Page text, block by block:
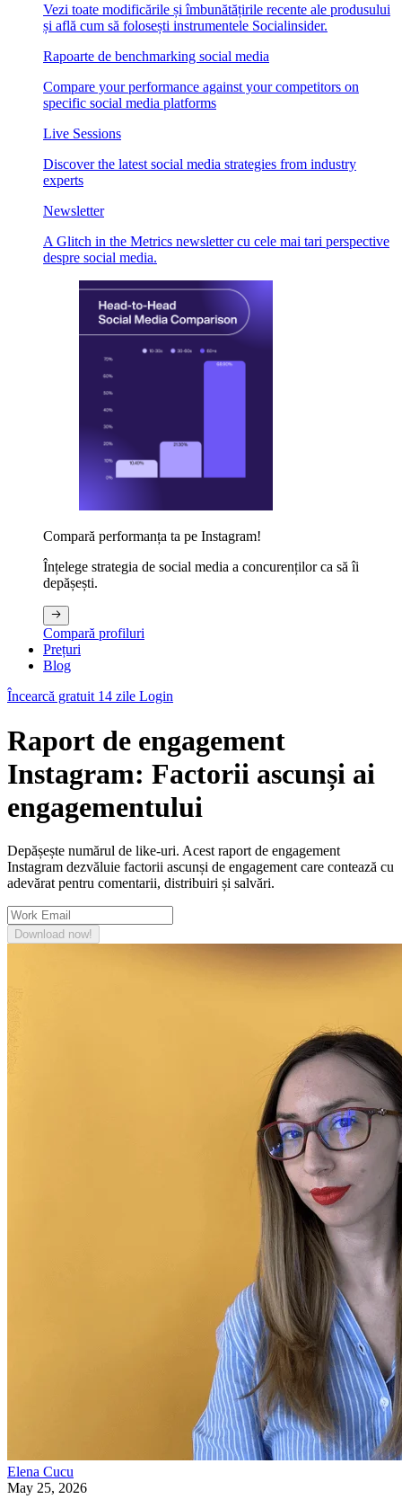
Vezi toate modificările și îmbunătățirile recente ale produsului
și află cum să folosești instrumentele Socialinsider.
Rapoarte de benchmarking social media
Compare your performance against your competitors on
specific social media platforms
Live Sessions
Discover the latest social media strategies from industry
experts
Newsletter
A Glitch in the Metrics newsletter cu cele mai tari perspective
despre social media.
Compară performanța ta pe Instagram!
Înțelege strategia de social media a concurenților ca să îi
depășești.
Compară profiluri
Prețuri
Blog
Încearcă gratuit 14 zile Login
Raport de engagement
Instagram: Factorii ascunși ai
engagementului
Depășește numărul de like-uri. Acest raport de engagement
Instagram dezvăluie factorii ascunși de engagement care contează cu
adevărat pentru comentarii, distribuiri și salvări.
Download now!
Elena Cucu
May 25, 2026